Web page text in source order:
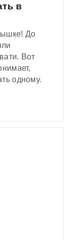
в
До
Вот
одному.